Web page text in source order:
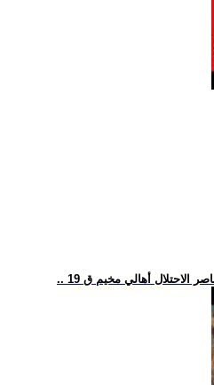
الاحتلال أهالي مخيم ق